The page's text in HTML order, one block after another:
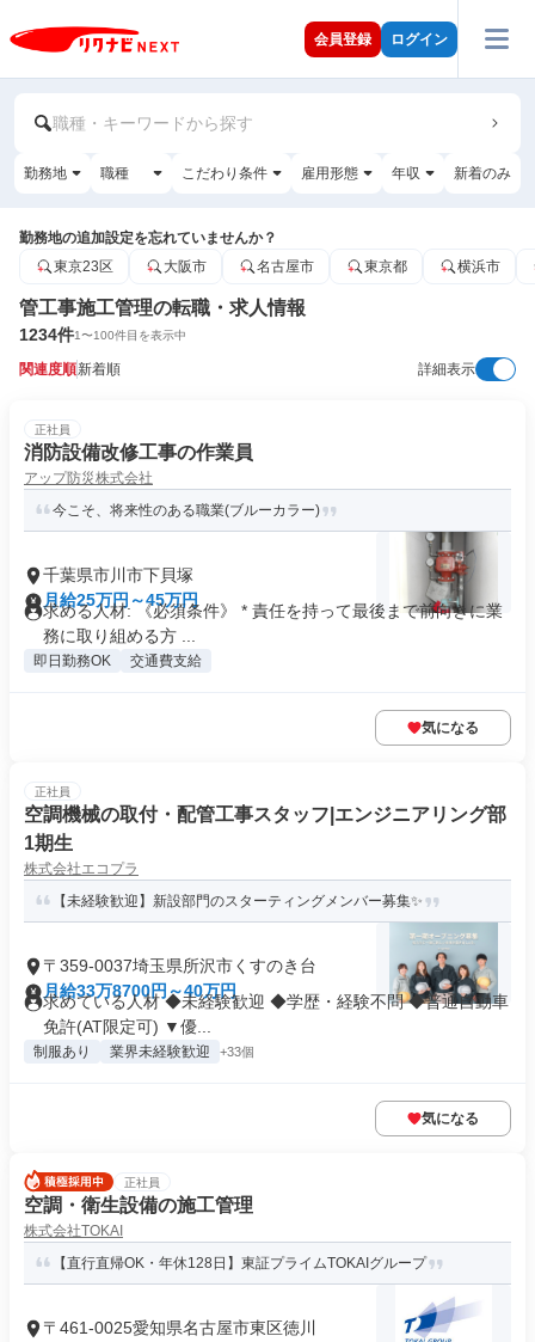
会員登録 ログイン
職種・キーワードから探す
勤務地 職種 こだわり条件 雇用形態 年収 新着のみ
勤務地の追加設定を忘れていませんか？
東京23区
大阪市 名古屋市 東京都 横浜市
管工事施工管理の転職・求人情報
1234件1〜100件目を表示中
関連度順新着順 詳細表示
正社員
消防設備改修工事の作業員
アップ防災株式会社
今こそ、将来性のある職業(ブルーカラー)
千葉県市川市下貝塚
月給25万円～45万円
求める人材: 《必須条件》 * 責任を持って最後まで前向きに業
務に取り組める方 ...
即日勤務OK 交通費支給
気になる
正社員
空調機械の取付・配管工事スタッフ|エンジニアリング部
1期生
株式会社エコプラ
【未経験歓迎】新設部門のスターティングメンバー募集✨
〒359-0037埼玉県所沢市くすのき台
月給33万8700円～40万円
求めている人材 ◆未経験歓迎 ◆学歴・経験不問 ◆普通自動車
免許(AT限定可) ▼優...
制服あり 業界未経験歓迎 +33個
気になる
正社員
空調・衛生設備の施工管理
株式会社TOKAI
【直行直帰OK・年休128日】東証プライムTOKAIグループ
〒461-0025愛知県名古屋市東区徳川